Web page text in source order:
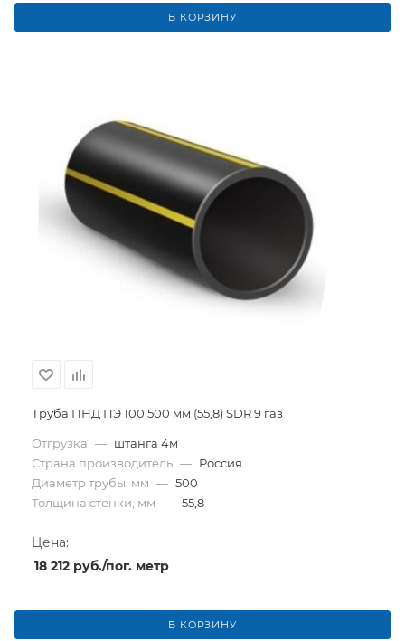
В КОРЗИНУ
Труба ПНД ПЭ 100 500 мм (55,8) SDR 9 газ
Отгрузка — штанга 4м
Страна производитель — Россия
Диаметр трубы, мм — 500
Толщина стенки, мм — 55,8
Цена:
18 212 руб./пог. метр
В КОРЗИНУ